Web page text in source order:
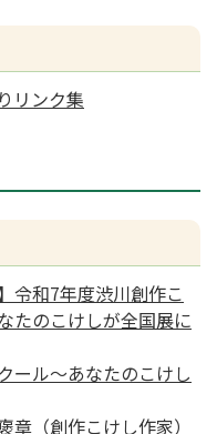
リンク集
令和7年度渋川創作こ
たのこけしが全国展に
ール～あなたのこけし
（創作こけし作家）